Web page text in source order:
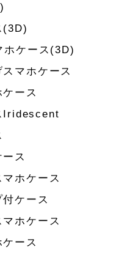
(3D)
ホケース(3D)
マホケース
ース
Iridescent
ス
ホケース
ケース
ホケース
ース